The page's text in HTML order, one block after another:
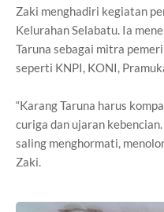
Zaki menghadiri kegiatan
Kelurahan Selabatu. Ia
Taruna sebagai mitra
seperti KNPI, KONI,
“Karang Taruna harus
curiga dan ujaran
saling menghormati,
Zaki.